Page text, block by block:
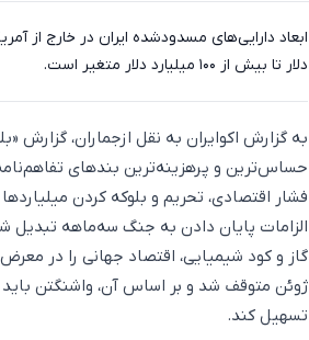
دلار تا بیش از ۱۰۰ میلیارد دلار متغیر است.
به گزارش اکوایران به نقل ازجماران، گزارش
حساس‌ترین و پرهزینه‌ترین بندهای
فشار اقتصادی، تحریم و بلوکه کردن میلیاردها
الزامات پایان دادن به جنگ سه‌ماهه
ژوئن متوقف شد و بر اساس آن، واشنگتن
تسهیل کند.